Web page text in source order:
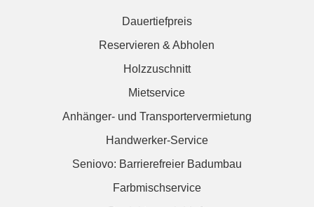
Dauertiefpreis
Reservieren & Abholen
Holzzuschnitt
Mietservice
Anhänger- und Transportervermietung
Handwerker-Service
Seniovo: Barrierefreier Badumbau
Farbmischservice